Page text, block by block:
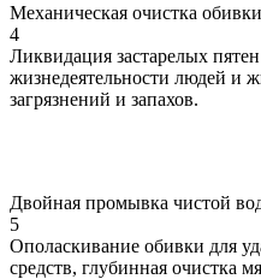
Механическая очистка обивки
4
Ликвидация застарелых
жизнедеятельности людей и
загрязнений и запахов.
Двойная промывка чистой
5
Ополаскивание обивки для
средств, глубинная очистка